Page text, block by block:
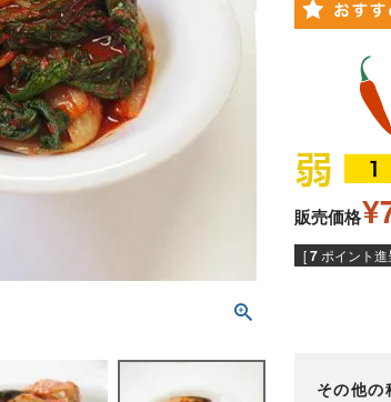
販売価格¥
[7 ポイント進
その他の